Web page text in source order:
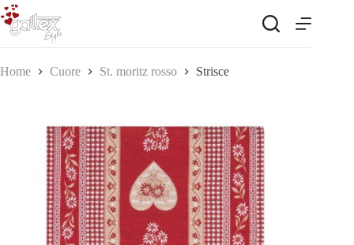
Salta
al
contenuto
Home Cuore St. moritz rosso Strisce